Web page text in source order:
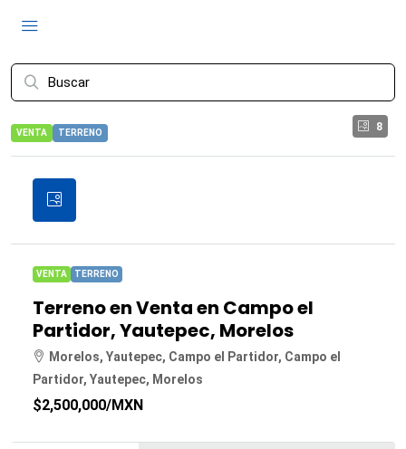
8
VENTA TERRENO
VENTA TERRENO
Terreno en Venta en Campo el
Partidor, Yautepec, Morelos
Morelos, Yautepec, Campo el Partidor, Campo el
Partidor, Yautepec, Morelos
$2,500,000/MXN